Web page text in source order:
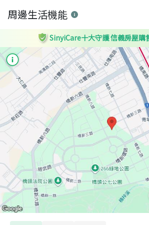
周邊生活機能
SinyiCare十大守護 信義房屋購